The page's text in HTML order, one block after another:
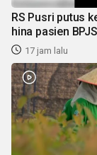
RS Pusri putus
hina pasien BPJS
17 jam lalu